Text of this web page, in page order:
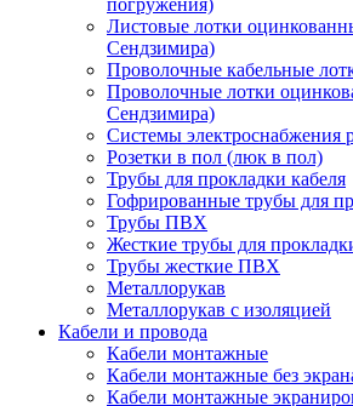
погружения)
Листовые лотки
Сендзимира)
Проволочные кабельные
Проволочные лотки
Сендзимира)
Системы электроснабжения
Розетки в пол (люк в пол)
Трубы для прокладки кабеля
Гофрированные трубы для
Трубы ПВХ
Жесткие трубы для
Трубы жесткие ПВХ
Металлорукав
Металлорукав с изоляцией
Кабели и провода
Кабели монтажные
Кабели монтажные без
Кабели монтажные